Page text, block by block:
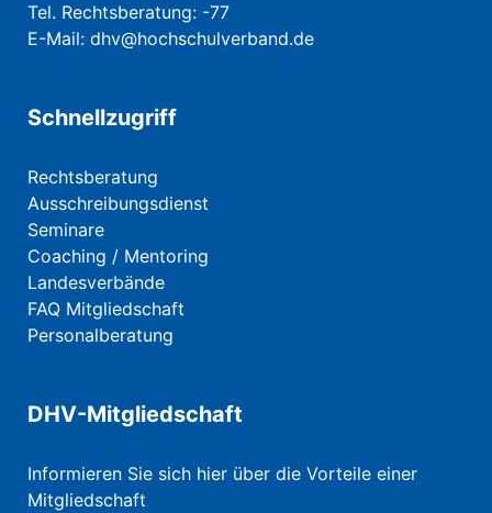
Tel. Rechtsberatung: -77
E-Mail: dhv@hochschulverband.de
Schnellzugriff
Rechtsberatung
Ausschreibungsdienst
Seminare
Coaching / Mentoring
Landesverbände
FAQ Mitgliedschaft
Personalberatung
DHV-Mitgliedschaft
Informieren Sie sich hier über die Vorteile einer
Mitgliedschaft